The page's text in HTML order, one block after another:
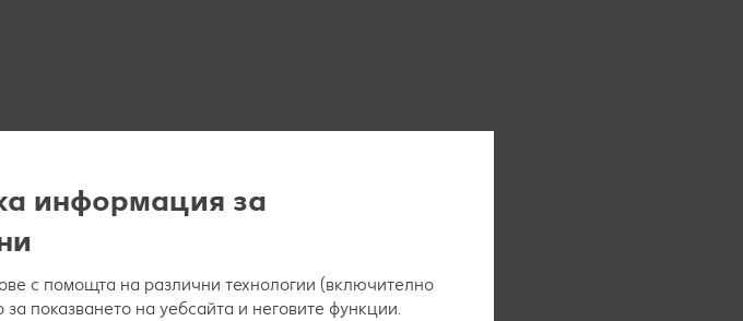
информация за
с помощта на различни технологии (включително
показването на уебсайта и неговите функции.